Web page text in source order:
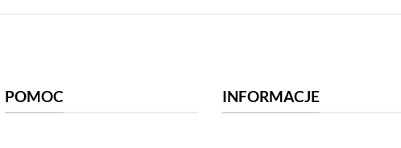
POMOC INFORMACJE